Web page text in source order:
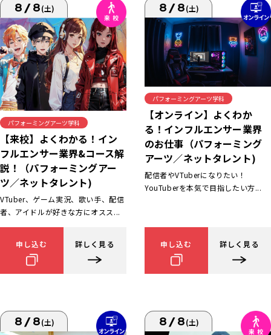
8/8(土)
パフォーミングアーツ学科
【来校】よくわかる！イン
フルエンサー業界&コース解
説！（パフォーミングアー
ツ／ネットタレント)
VTuber、ゲーム実況、歌い手、配信
者、アイドルが好きな方にオスス...
申し込む 詳しく見る
8/8(土)
パフォーミングアーツ学科
【オンライン】よくわか
る！インフルエンサー業界
のお仕事（パフォーミング
アーツ／ネットタレント)
配信者やVTuberになりたい！
YouTuberを本気で目指したい方...
申し込む 詳しく見る
8/8(土) 8/8(土)